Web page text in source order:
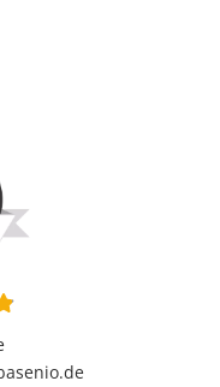
4.9 von 5